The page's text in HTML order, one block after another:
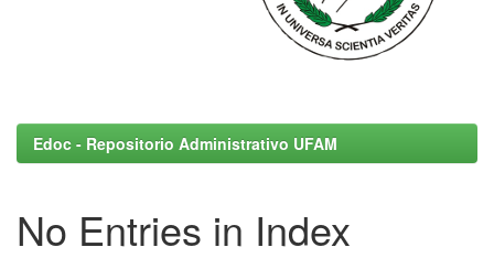
Edoc - Repositorio Administrativo UFAM
No Entries in Index